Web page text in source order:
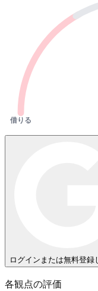
借りる
ログインまたは無料登録
各観点の評価